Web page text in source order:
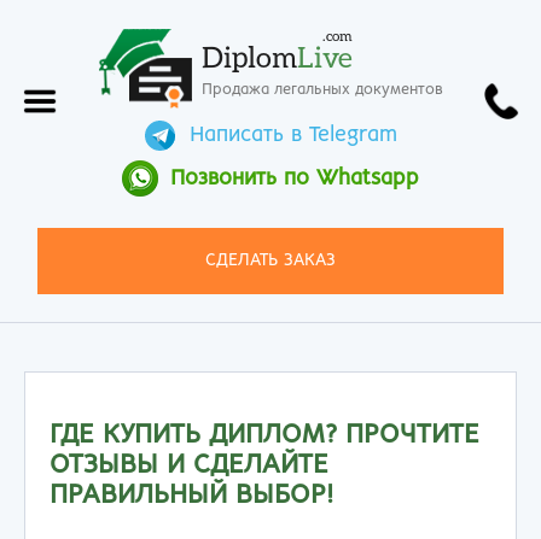
DiplomLive
.com
Продажа легальных документов
Написать в Telegram
Позвонить по Whatsapp
СДЕЛАТЬ ЗАКАЗ
ГДЕ КУПИТЬ ДИПЛОМ? ПРОЧТИТЕ
ОТЗЫВЫ И СДЕЛАЙТЕ
ПРАВИЛЬНЫЙ ВЫБОР!